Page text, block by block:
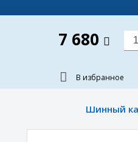
7 680 1
В избранное
Шинный